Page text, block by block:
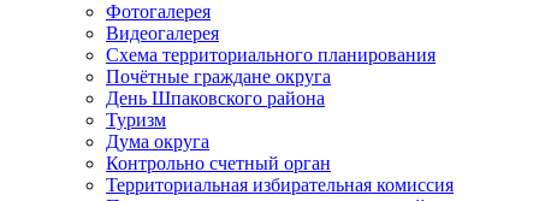
Фотогалерея
Видеогалерея
Схема территориального планирования
Почётные граждане округа
День Шпаковского района
Туризм
Дума округа
Контрольно счетный орган
Территориальная избирательная комиссия